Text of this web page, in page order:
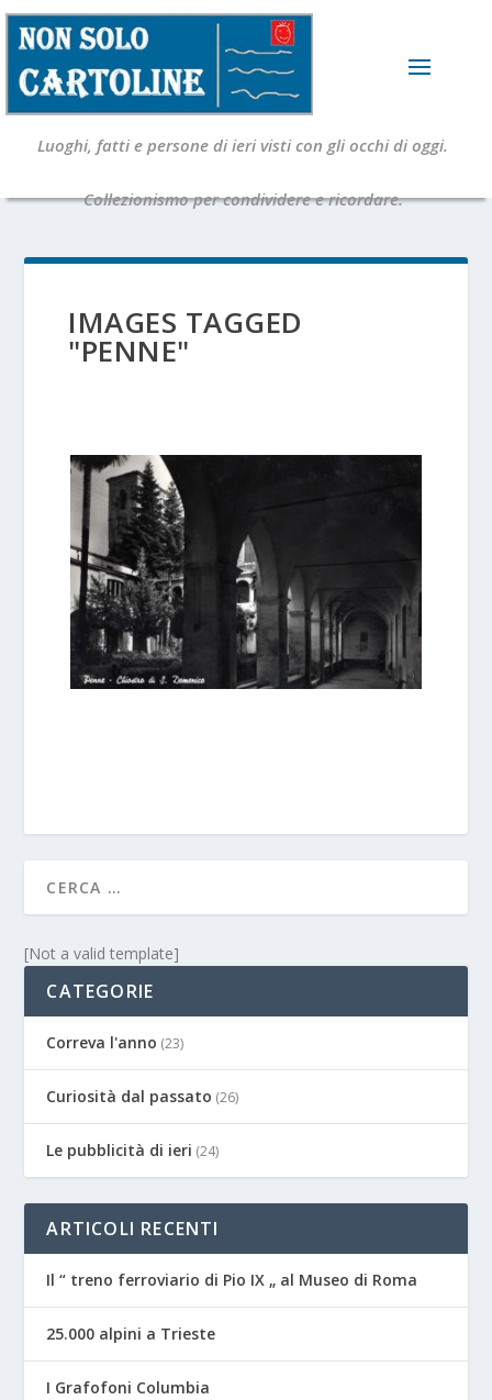
Luoghi, fatti e persone di ieri visti con gli occhi di oggi.
Collezionismo per condividere e ricordare.
IMAGES TAGGED
"PENNE"
[Not a valid template]
CATEGORIE
Correva l'anno (23)
Curiosità dal passato (26)
Le pubblicità di ieri (24)
ARTICOLI RECENTI
Il “ treno ferroviario di Pio IX „ al Museo di Roma
25.000 alpini a Trieste
I Grafofoni Columbia